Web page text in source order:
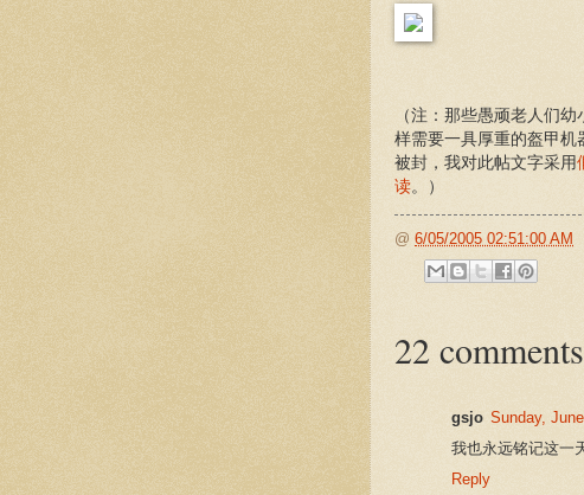
（注：那些愚顽老人们
样需要一具厚重的盔甲机
被封，我对此帖文字采用
读。）
@ 6/05/2005 02:51:00 AM
22
gsjo Sunday,
我也永远铭记这一
Reply